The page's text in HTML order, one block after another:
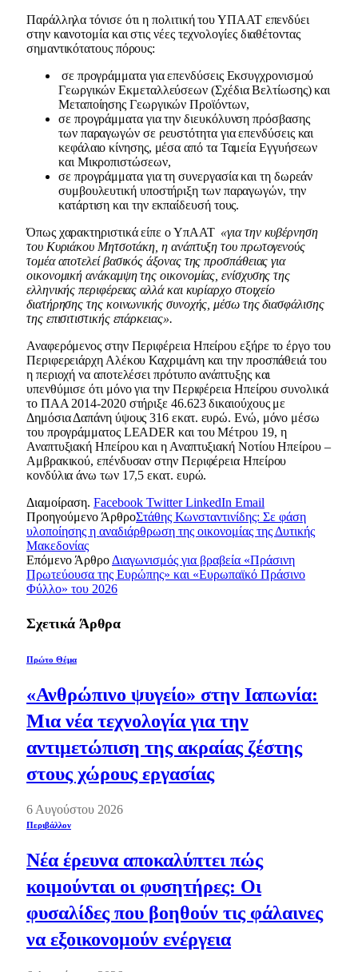
Παράλληλα τόνισε ότι η πολιτική του ΥΠΑΑΤ επενδύει
στην καινοτομία και στις νέες τεχνολογίες διαθέτοντας
σημαντικότατους πόρους:
σε προγράμματα για επενδύσεις Εκσυγχρονισμού
Γεωργικών Εκμεταλλεύσεων (Σχέδια Βελτίωσης) και
Μεταποίησης Γεωργικών Προϊόντων,
σε προγράμματα για την διευκόλυνση πρόσβασης
των παραγωγών σε ρευστότητα για επενδύσεις και
κεφάλαιο κίνησης, μέσα από τα Ταμεία Εγγυήσεων
και Μικροπιστώσεων,
σε προγράμματα για τη συνεργασία και τη δωρεάν
συμβουλευτική υποστήριξη των παραγωγών, την
κατάρτιση και την εκπαίδευσή τους.
Όπως χαρακτηριστικά είπε ο ΥπΑΑΤ «για την κυβέρνηση
του Κυριάκου Μητσοτάκη, η ανάπτυξη του πρωτογενούς
τομέα αποτελεί βασικός άξονας της προσπάθειας για
οικονομική ανάκαμψη της οικονομίας, ενίσχυσης της
ελληνικής περιφέρειας αλλά και κυρίαρχο στοιχείο
διατήρησης της κοινωνικής συνοχής, μέσω της διασφάλισης
της επισιτιστικής επάρκειας».
Αναφερόμενος στην Περιφέρεια Ηπείρου εξήρε το έργο του
Περιφερειάρχη Αλέκου Καχριμάνη και την προσπάθειά του
η περιοχή να αποτελέσει πρότυπο ανάπτυξης και
υπενθύμισε ότι μόνο για την Περιφέρεια Ηπείρου συνολικά
το ΠΑΑ 2014-2020 στήριξε 46.623 δικαιούχους με
Δημόσια Δαπάνη ύψους 316 εκατ. ευρώ. Ενώ, μόνο μέσω
του προγράμματος LEADER και του Μέτρου 19, η
Αναπτυξιακή Ηπείρου και η Αναπτυξιακή Νοτίου Ηπείρου –
Αμβρακικού, επένδυσαν στην Περιφέρεια Ηπείρου
κονδύλια άνω των 17,5 εκατ. ευρώ.
Διαμοίραση. Facebook Twitter LinkedIn Email
Προηγούμενο ΆρθροΣτάθης Κωνσταντινίδης: Σε φάση
υλοποίησης η αναδιάρθρωση της οικονομίας της Δυτικής
Μακεδονίας
Επόμενο Άρθρο Διαγωνισμός για βραβεία «Πράσινη
Πρωτεύουσα της Ευρώπης» και «Ευρωπαϊκό Πράσινο
Φύλλο» του 2026
Σχετικά Άρθρα
Πρώτο Θέμα
«Ανθρώπινο ψυγείο» στην Ιαπωνία:
Μια νέα τεχνολογία για την
αντιμετώπιση της ακραίας ζέστης
στους χώρους εργασίας
6 Αυγούστου 2026
Περιβάλλον
Νέα έρευνα αποκαλύπτει πώς
κοιμούνται οι φυσητήρες: Οι
φυσαλίδες που βοηθούν τις φάλαινες
να εξοικονομούν ενέργεια